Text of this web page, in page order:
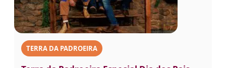
TERRA DA PADROEIRA